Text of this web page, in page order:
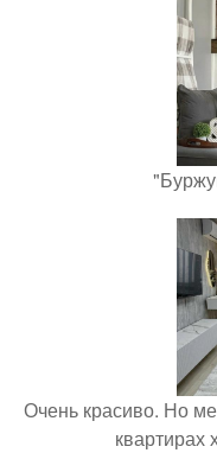
Очень красиво. Но
квартирах